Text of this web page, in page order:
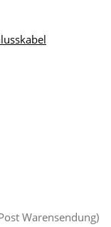
Warensendung)